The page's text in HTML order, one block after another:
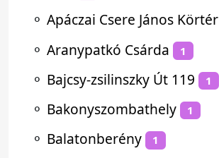
⚬ Apáczai Csere János Körtér
⚬ Aranypatkó Csárda 1
⚬ Bajcsy-zsilinszky Út 119 1
⚬ Bakonyszombathely 1
⚬ Balatonberény 1